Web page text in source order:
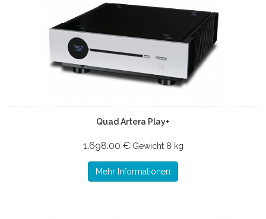
Quad Artera Play+
1.698.00 € Gewicht 8 kg
Mehr Informationen